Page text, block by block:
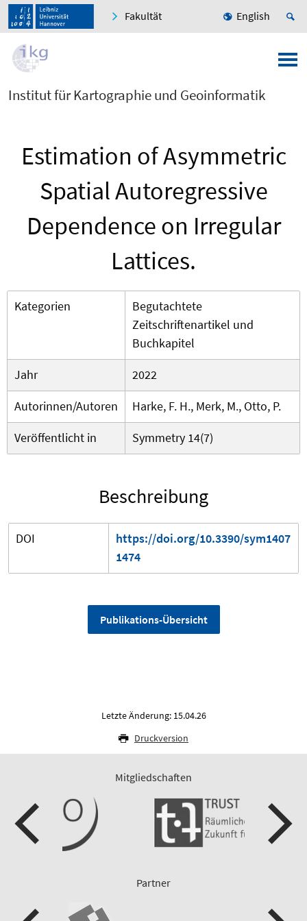
Fakultät English
Institut für Kartographie und Geoinformatik
Estimation of Asymmetric
Spatial Autoregressive
Dependence on Irregular
Lattices.
Kategorien
Begutachtete
Zeitschriftenartikel und
Buchkapitel
Jahr
2022
Autorinnen/Autoren
Harke, F. H., Merk, M., Otto, P.
Veröffentlicht in
Symmetry 14(7)
Beschreibung
DOI
https://doi.org/10.3390/sym1407
1474
Publikations-Übersicht
Letzte Änderung: 15.04.26
Druckversion
Mitgliedschaften
Partner